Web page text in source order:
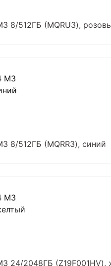
8/512ГБ (MQRU3),
8/512ГБ (MQRR3), синий
24/2048ГБ (Z19F001HV),